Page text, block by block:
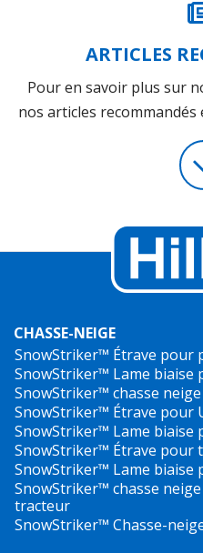
ARTICLES
Pour en savoir plus sur
nos articles recommandés
CHASSE-NEIGE
SnowStriker™ Étrave pour
SnowStriker™ Lame biaise
SnowStriker™ chasse
SnowStriker™ Étrave pour
SnowStriker™ Lame biaise
SnowStriker™ Étrave pour
SnowStriker™ Lame biaise
SnowStriker™ chasse
tracteur
SnowStriker™ Chasse-